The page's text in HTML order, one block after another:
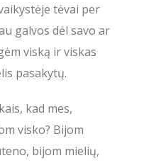
tėvai per
galvos dėl savo ar
viską ir viskas
pasakytų.
kad mes,
visko? Bijom
bijom mielių,